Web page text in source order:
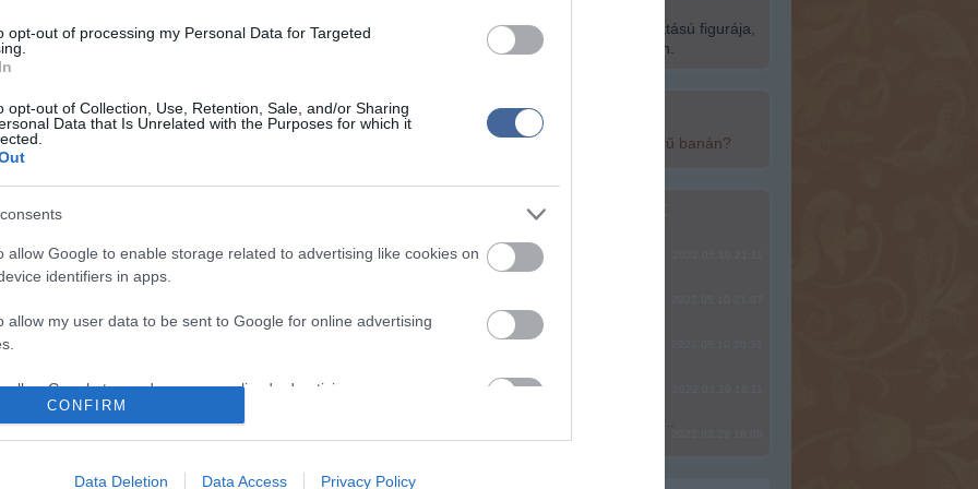
opt-out of processing my Personal Data for Targeted
opt-out of Collection, Use, Retention, Sale, and/or Sharing
Data that Is Unrelated with the Purposes for which it
allow Google to enable storage related to advertising like cookies on
identifiers in apps.
allow my user data to be sent to Google for online advertising
allow Google to send me personalized advertising.
allow Google to enable storage related to analytics like cookies on
CONFIRM
Data Deletion Data Access Privacy Policy
zenekar, amellyel férje komoly, nemzetközi hírű
Valerie Solti emlékeztetett Solti György életének
zsidó törvények életbe lépése után, nagy-britanniai
Japántól az Egyesült Államokig ívelő
hogy milyen hosszú időt töltött távol
töltött diákévek" - mondta az özvegy, aki szerint az
számára.
írások:
Solti Györgyről elnevezett kistermét
hangverseny a Zeneakadémián
fesztiválkultúra egyik legnagyobb hatású figurája,
Skrillex lép fel a Szabadság Szigetén.
Nem is olyan egészséges a népszerű banán?
top fórum témák:
Tanár Úr gyere, mindjárt lesz Lillád!
JólVanna
Mit szólsz? Ide minden baromságot...